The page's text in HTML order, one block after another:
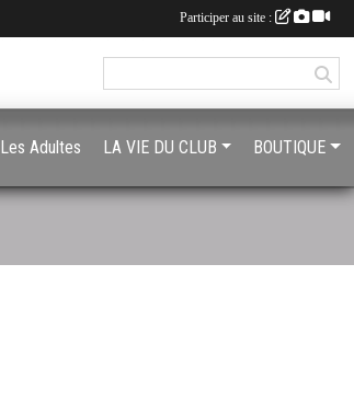
Les Adultes LA VIE DU CLUB BOUTIQUE
Participer au site :